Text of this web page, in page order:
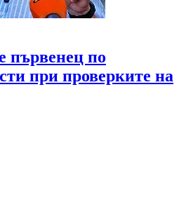
първенец по
при проверките на